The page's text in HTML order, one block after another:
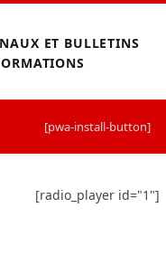
ET BULLETINS
[pwa-install-button]
[radio_player id="1"]